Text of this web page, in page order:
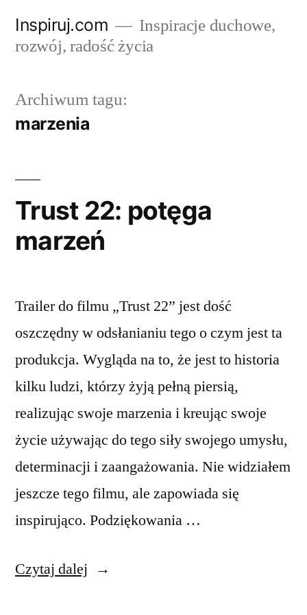
Inspiruj.com
Inspiracje duchowe,
rozwój, radość życia
Archiwum tagu:
marzenia
Trust 22: potęga
marzeń
Trailer do filmu „Trust 22” jest dość
oszczędny w odsłanianiu tego o czym jest ta
produkcja. Wygląda na to, że jest to historia
kilku ludzi, którzy żyją pełną piersią,
realizując swoje marzenia i kreując swoje
życie używając do tego siły swojego umysłu,
determinacji i zaangażowania. Nie widziałem
jeszcze tego filmu, ale zapowiada się
inspirująco. Podziękowania …
Czytaj dalej „Trust